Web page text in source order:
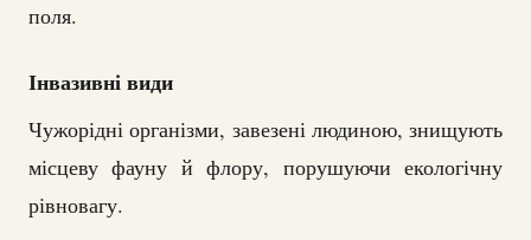
поля.
Інвазивні види
Чужорідні організми, завезені людиною, знищують
місцеву фауну й флору, порушуючи екологічну
рівновагу.